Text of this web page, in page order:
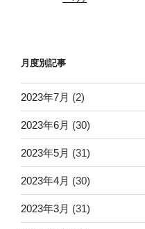
月度別記事
2023年7月 (2)
2023年6月 (30)
2023年5月 (31)
2023年4月 (30)
2023年3月 (31)